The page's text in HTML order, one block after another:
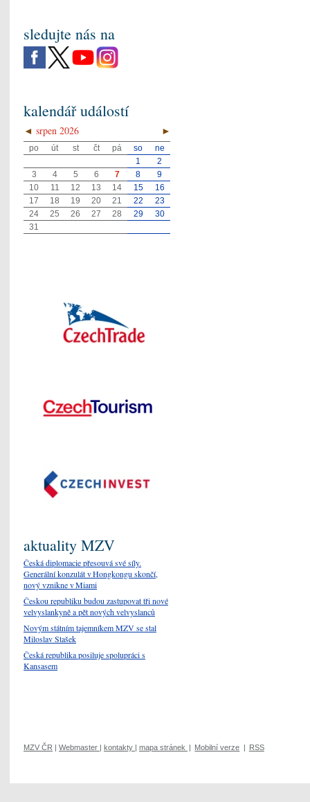
sledujte nás na
kalendář událostí
◄ ►
srpen 2026
po út st čt pá so
ne
1
2
3
4 5 6 7 8
9
10
11 12 13 14 15
16
17
18 19 20 21 22
23
24
25 26 27 28 29
30
31
aktuality MZV
Česká diplomacie přesouvá své síly.
Generální konzulát v Hongkongu skončí,
nový vznikne v Miami
Českou republiku budou zastupovat tři nové
velvyslankyně a pět nových velvyslanců
Novým státním tajemníkem MZV se stal
Miloslav Stašek
Česká republika posiluje spolupráci s
Kansasem
MZV ČR | Webmaster | kontakty | mapa stránek | Mobilní verze | RSS